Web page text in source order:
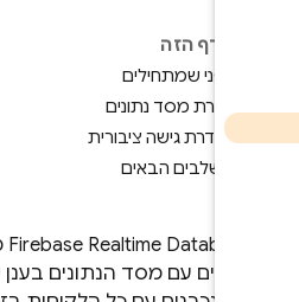
בדף הזה
לפני שמתחילים
יצירת מסד נתונים
הגדרת גישה ציבורית
השלבים הבאים
Firebase Realtime Database